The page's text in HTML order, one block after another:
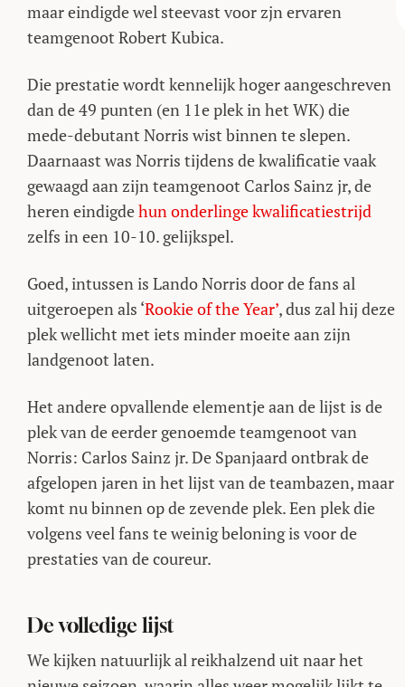
maar eindigde wel steevast voor zjn ervaren
teamgenoot Robert Kubica.
Die prestatie wordt kennelijk hoger aangeschreven
dan de 49 punten (en 11e plek in het WK) die
mede-debutant Norris wist binnen te slepen.
Daarnaast was Norris tijdens de kwalificatie vaak
gewaagd aan zijn teamgenoot Carlos Sainz jr, de
heren eindigdehun onderlinge kwalificatiestrijd
zelfs in een 10-10. gelijkspel.
Goed, intussen is Lando Norris door de fans al
uitgeroepen als ‘Rookie of the Year’, dus zal hij deze
plek wellicht met iets minder moeite aan zijn
landgenoot laten.
Het andere opvallende elementje aan de lijst is de
plek van de eerder genoemde teamgenoot van
Norris: Carlos Sainz jr. De Spanjaard ontbrak de
afgelopen jaren in het lijst van de teambazen, maar
komt nu binnen op de zevende plek. Een plek die
volgens veel fans te weinig beloning is voor de
prestaties van de coureur.
De volledige lijst
We kijken natuurlijk al reikhalzend uit naar het